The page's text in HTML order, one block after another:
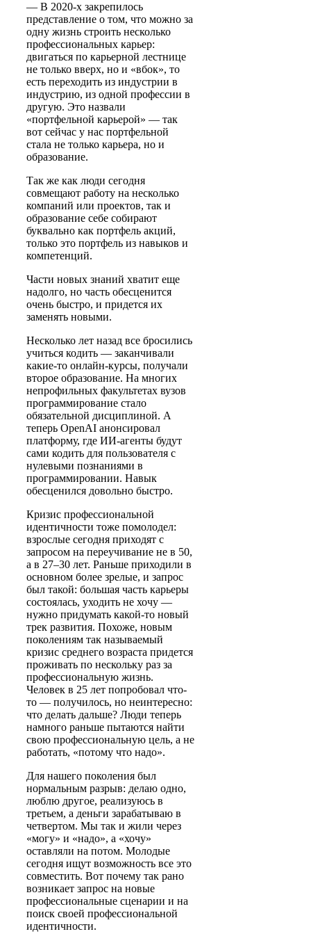
— В 2020-х закрепилось
представление о том, что можно за
одну жизнь строить несколько
профессиональных карьер:
двигаться по карьерной лестнице
не только вверх, но и «вбок», то
есть переходить из индустрии в
индустрию, из одной профессии в
другую. Это назвали
«портфельной карьерой» — так
вот сейчас у нас портфельной
стала не только карьера, но и
образование.
Так же как люди сегодня
совмещают работу на несколько
компаний или проектов, так и
образование себе собирают
буквально как портфель акций,
только это портфель из навыков и
компетенций.
Части новых знаний хватит еще
надолго, но часть обесценится
очень быстро, и придется их
заменять новыми.
Несколько лет назад все бросились
учиться кодить — заканчивали
какие-то онлайн-курсы, получали
второе образование. На многих
непрофильных факультетах вузов
программирование стало
обязательной дисциплиной. А
теперь OpenAI анонсировал
платформу, где ИИ-агенты будут
сами кодить для пользователя с
нулевыми познаниями в
программировании. Навык
обесценился довольно быстро.
Кризис профессиональной
идентичности тоже помолодел:
взрослые сегодня приходят с
запросом на переучивание не в 50,
а в 27–30 лет. Раньше приходили в
основном более зрелые, и запрос
был такой: большая часть карьеры
состоялась, уходить не хочу —
нужно придумать какой-то новый
трек развития. Похоже, новым
поколениям так называемый
кризис среднего возраста придется
проживать по нескольку раз за
профессиональную жизнь.
Человек в 25 лет попробовал что-
то — получилось, но неинтересно:
что делать дальше? Люди теперь
намного раньше пытаются найти
свою профессиональную цель, а не
работать, «потому что надо».
Для нашего поколения был
нормальным разрыв: делаю одно,
люблю другое, реализуюсь в
третьем, а деньги зарабатываю в
четвертом. Мы так и жили через
«могу» и «надо», а «хочу»
оставляли на потом. Молодые
сегодня ищут возможность все это
совместить. Вот почему так рано
возникает запрос на новые
профессиональные сценарии и на
поиск своей профессиональной
идентичности.